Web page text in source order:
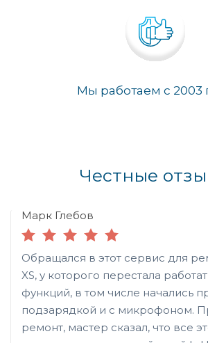
Мы работаем с 2003
Честные
Марк Глебов
Обращался в этот сервис для
XS, у которого перестала
функций, в том числе начались
подзарядкой и с микрофоном.
ремонт, мастер сказал, что все